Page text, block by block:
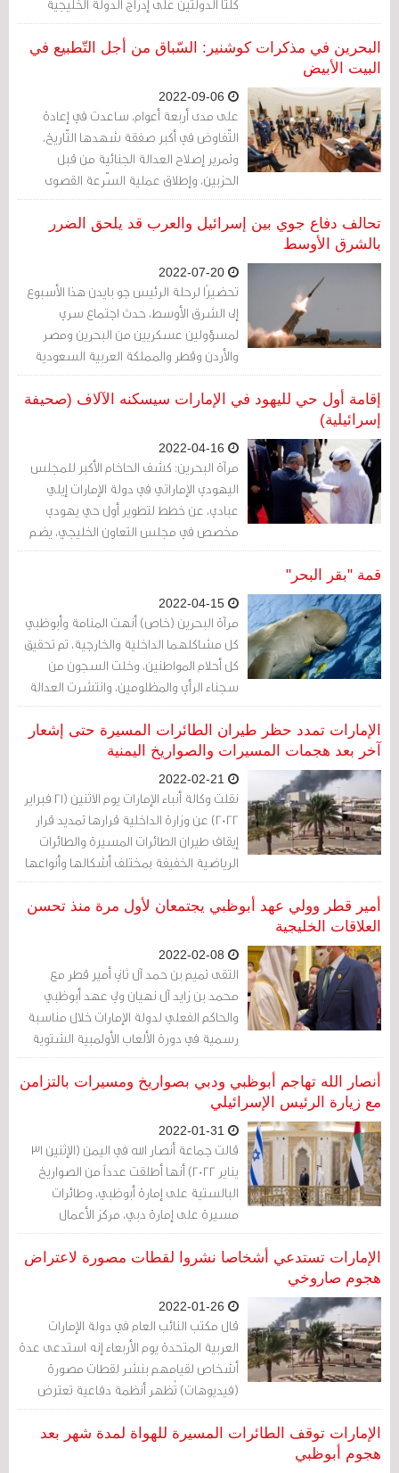
كلتا الدولتين على إدراج الدولة الخليجية
الغنية في اتفاقية سبتمبر/أيلول. ستُشَكّل
إضافة دولة عربية ثانية عاملًا مُضاعِفًا للقوة
كوريا وبقية فريقنا بعناية خلال الأسابيع
العديدة التّالية لإتمام تفاصيل الاتفاقية، الّتي
تضمّنت مشاركة موارد السّياسة الخارجية
وتوسيع التجارة والمساعدة في تطور النفط
والغاز وتوثيق علاقتنا العسكرية القوية
أساسًا.
البحرين في مذكرات كوشنير: السّباق من أجل التّطبيع في
البيت الأبيض
على مدى أربعة أعوام، ساعدت في إعادة
التّفاوض في أكبر صفقة شهدها التّاريخ،
وتمرير إصلاح العدالة الجنائية من قبل
الحزبين، وإطلاق عملية السّرعة القصوى
لتأمين لقاح آمن وفاعل في وقت قياسي ضدّ
فيروس كوفيد-19.
تحالف دفاع جوي بين إسرائيل والعرب قد يلحق الضرر
بالشرق الأوسط
تحضيرًا لرحلة الرئيس جو بايدن هذا الأسبوع
إلى الشرق الأوسط، حدث اجتماع سري
لمسؤولين عسكريين من البحرين ومصر
والأردن وقطر والمملكة العربية السعودية
والإمارات العربية المتحدة وإسرائيل في شرم
الشيخ في مصر لمناقشة إمكانية تحالف
إقامة أول حي لليهود في الإمارات سيسكنه الآلاف (صحيفة
إسرائيلية)
مرآة البحرين: كشف الحاخام الأكبر للمجلس
اليهودي الإماراتي في دولة الإمارات إيلي
عبادي، عن خطط لتطوير أول حي يهودي
مخصص في مجلس التعاون الخليجي، يضم
كليات ومؤسسات لآلاف اليهود الذين اتخذوا
قمة "بقر البحر"
مرآة البحرين (خاص) أنهت المنامة وأبوظبي
كل مشاكلهما الداخلية والخارجية، تم تحقيق
كل أحلام المواطنين، وخلت السجون من
سجناء الرأي والمظلومين، وانتشرت العدالة
في ربوعهما، وساهم الطرفان في حلّ
القضية الفلسطينية، وحان الآن حسم القضية
الأهم "أين يقع ثاني أكبر تجمع في العالم لبقر
البحر؟".
الإمارات تمدد حظر طيران الطائرات المسيرة حتى إشعار
آخر بعد هجمات المسيرات والصواريخ اليمنية
نقلت وكالة أنباء الإمارات يوم الاثنين (21 فبراير
2022) عن وزارة الداخلية قرارها تمديد قرار
إيقاف طيران الطائرات المسيرة والطائرات
الرياضية الخفيفة بمختلف أشكالها وأنواعها
بما فيها ممارسة الرياضات الجوية
والشراعية وحتى إشعار آخر
أمير قطر وولي عهد أبوظبي يجتمعان لأول مرة منذ تحسن
العلاقات الخليجية
التقى تميم بن حمد آل ثاني أمير قطر مع
محمد بن زايد آل نهيان ولي عهد أبوظبي
والحاكم الفعلي لدولة الإمارات خلال مناسبة
رسمية في دورة الألعاب الأولمبية الشتوية
في بكين في أول لقاء من نوعه بين الزعيمين
الخليجيين منذ أن اتفقت أربع دول عربية على
إنهاء النزاع مع الدوحة قبل ما يزيد على عام.
أنصار الله تهاجم أبوظبي ودبي بصواريخ ومسيرات بالتزامن
مع زيارة الرئيس الإسرائيلي
قالت جماعة أنصار الله في اليمن (الإثنين 31
يناير 2022) أنها أطلقت عدداً من الصواريخ
البالستية على إمارة أبوظبي، وطائرات
مسيرة على إمارة دبي، مركز الأعمال
والتجارة في الشرق الأوسط
الإمارات تستدعي أشخاصا نشروا لقطات مصورة لاعتراض
هجوم صاروخي
قال مكتب النائب العام في دولة الإمارات
العربية المتحدة يوم الأربعاء إنه استدعى عدة
أشخاص لقيامهم بنشر لقطات مصورة
(فيديوهات) تُظهر أنظمة دفاعية تعترض
هجوما صاروخيا لحركة أنصار الله اليمنية يوم
الاثنين.
الإمارات توقف الطائرات المسيرة للهواة لمدة شهر‭ ‬بعد
هجوم أبوظبي